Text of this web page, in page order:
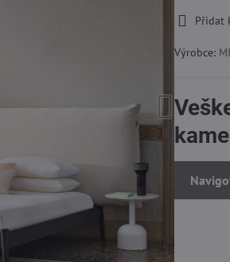
Přidat
Výrobce: